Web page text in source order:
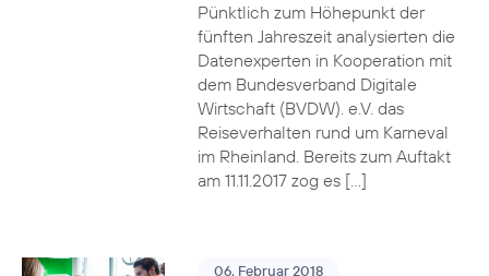
Pünktlich zum Höhepunkt der
fünften Jahreszeit analysierten die
Datenexperten in Kooperation mit
dem Bundesverband Digitale
Wirtschaft (BVDW). e.V. das
Reiseverhalten rund um Karneval
im Rheinland. Bereits zum Auftakt
am 11.11.2017 zog es […]
06. Februar 2018